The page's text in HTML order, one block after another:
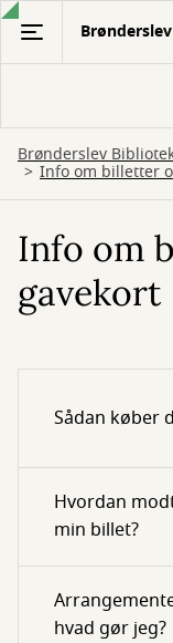
Gå
hovedindhold
Brønderslev
Info om billetter
Info om
gavekort
Sådan køber
Hvordan
min billet?
hvad gør jeg?